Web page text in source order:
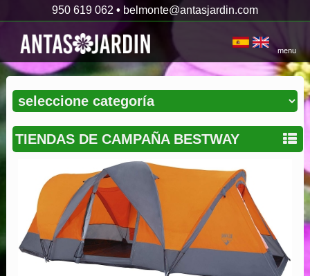
950 619 062 • belmonte@antasjardin.com
menu
TIENDAS DE CAMPAÑA BESTWAY